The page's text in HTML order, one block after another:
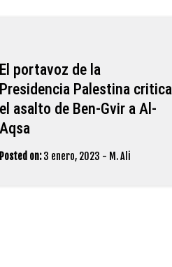
El portavoz de la
Presidencia Palestina critica
el asalto de Ben-Gvir a Al-
Aqsa
Posted on: 3 enero, 2023 - M. Ali